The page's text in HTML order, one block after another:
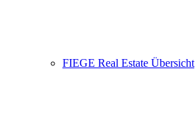
FIEGE Real Estate Übersicht